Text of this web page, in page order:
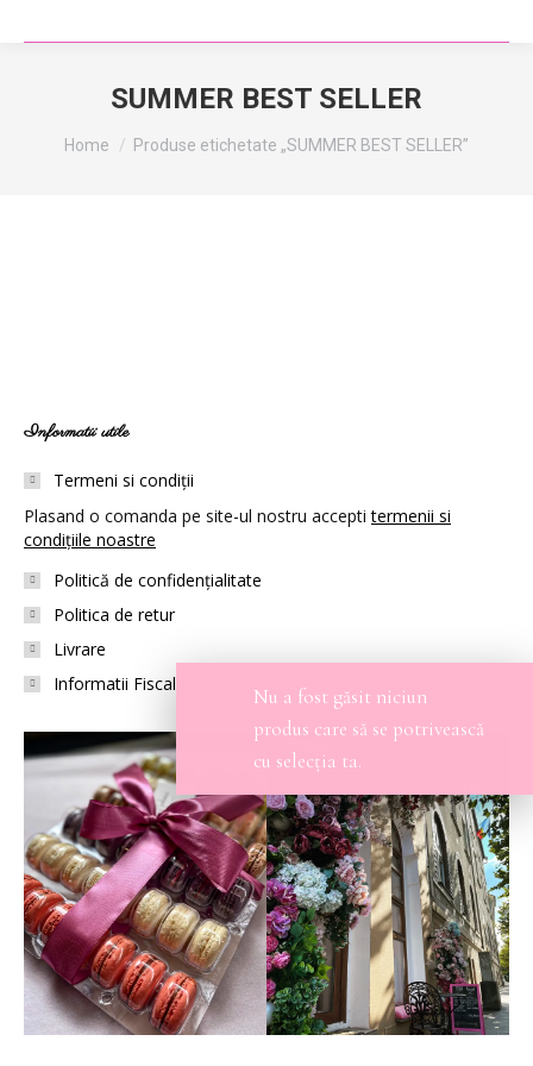
SUMMER BEST SELLER
You are here:
Home Produse etichetate „SUMMER BEST SELLER”
Nu a fost găsit niciun
produs care să se potrivească
cu selecția ta.
Informatii utile
Termeni si condiții
Plasand o comanda pe site-ul nostru acceptitermenii si
condițiile noastre
Politică de confidențialitate
Politica de retur
Livrare
Informatii Fiscale